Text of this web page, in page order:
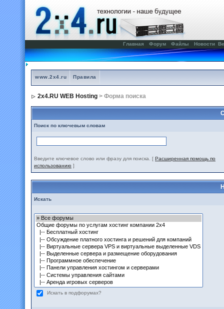
Главная Форум Файлы Новости
www.2x4.ru Правила
2x4.RU WEB Hosting > Форма поиска
Поиск по ключевым словам
Введите ключевое слово или фразу для поиска. [ Расширенная помощь по
использованию ]
Искать
Искать в подфорумах?